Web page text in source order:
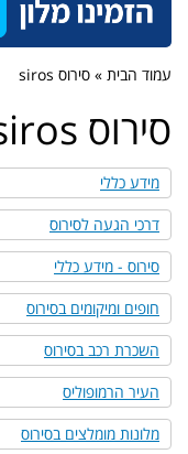
עמוד הבית » סירוס siros
סירוס siros
מידע כללי
דרכי הגעה לסירוס
סירוס - מידע כללי
חופים ומיקומים בסירוס
השכרת רכב בסירוס
העיר הרמופוליס
מלונות מומלצים בסירוס